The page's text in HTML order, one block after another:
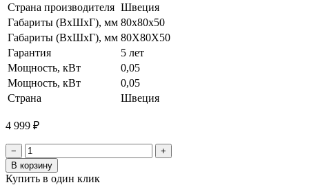
Страна производителя Швеция
Габариты (ВхШхГ), мм 80х80х50
Габариты (ВxШxГ), мм 80Х80Х50
Гарантия
5 лет
Мощность, кВт
0,05
Мощность, кВт
0,05
Страна
Швеция
4 999 ₽
−
+
В корзину
Купить в один клик